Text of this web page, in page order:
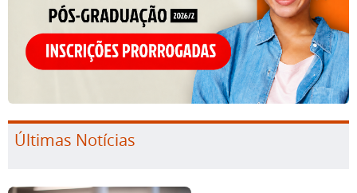
Últimas Notícias